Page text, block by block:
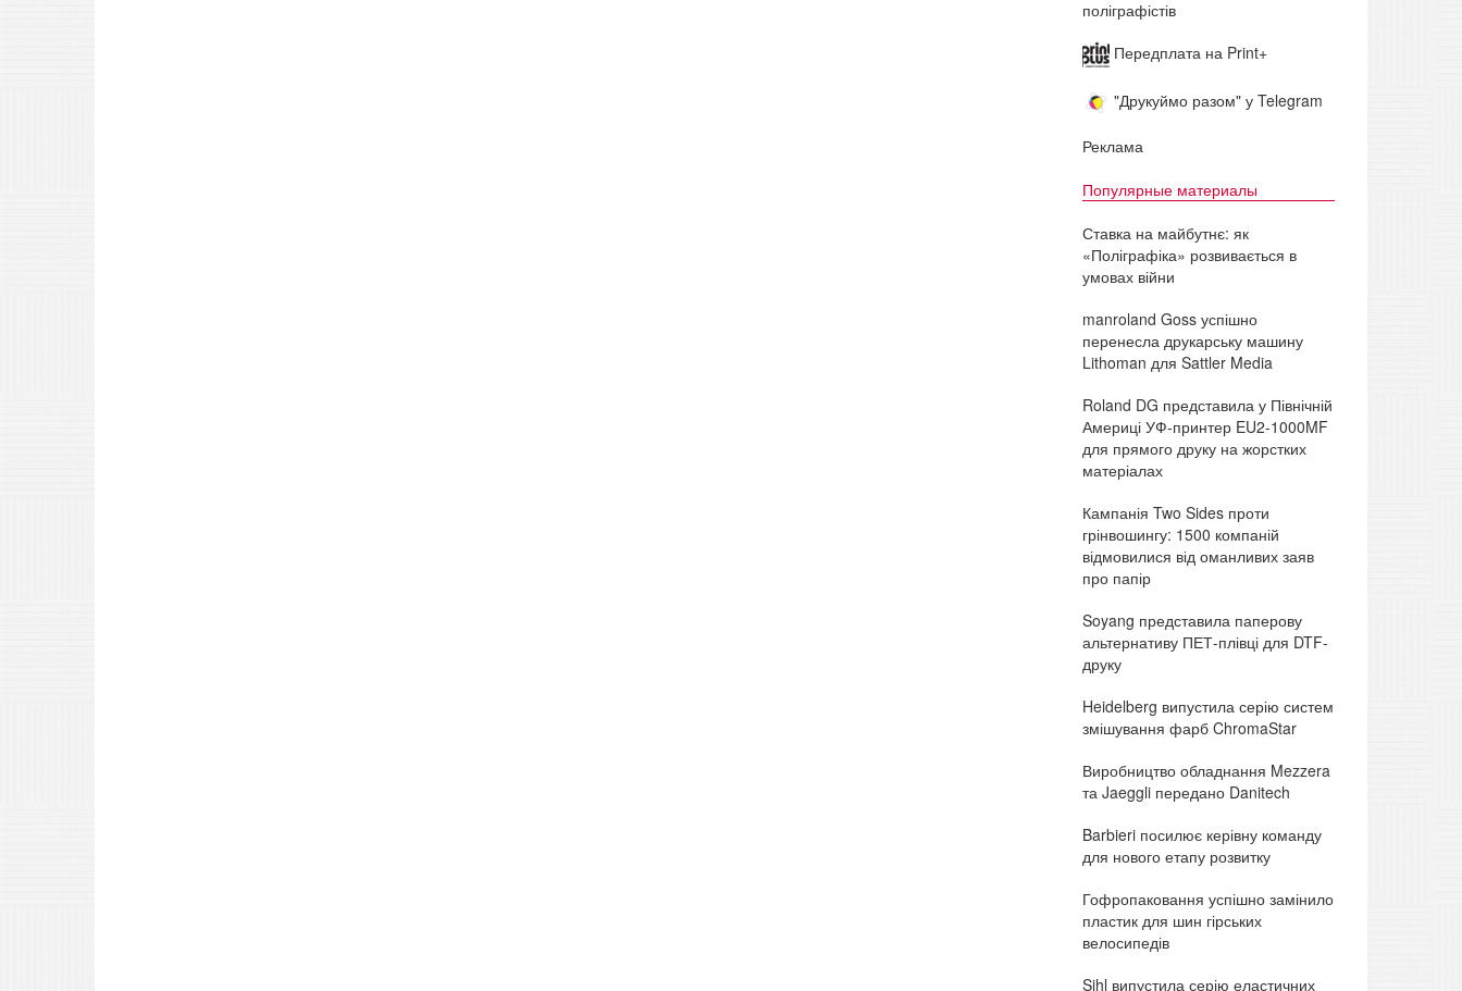
поліграфістів
Передплата на Print+
"Друкуймо разом" у Telegram
Реклама
Популярные материалы
Ставка на майбутнє: як
«Поліграфіка» розвивається в
умовах війни
manroland Goss успішно
перенесла друкарську машину
Lithoman для Sattler Media
Roland DG представила у Північній
Америці УФ-принтер EU2-1000MF
для прямого друку на жорстких
матеріалах
Кампанія Two Sides проти
грінвошингу: 1500 компаній
відмовилися від оманливих заяв
про папір
Soyang представила паперову
альтернативу ПЕТ-плівці для DTF-
друку
Heidelberg випустила серію систем
змішування фарб ChromaStar
Виробництво обладнання Mezzera
та Jaeggli передано Danitech
Barbieri посилює керівну команду
для нового етапу розвитку
Гофропаковання успішно замінило
пластик для шин гірських
велосипедів
Sihl випустила серію еластичних